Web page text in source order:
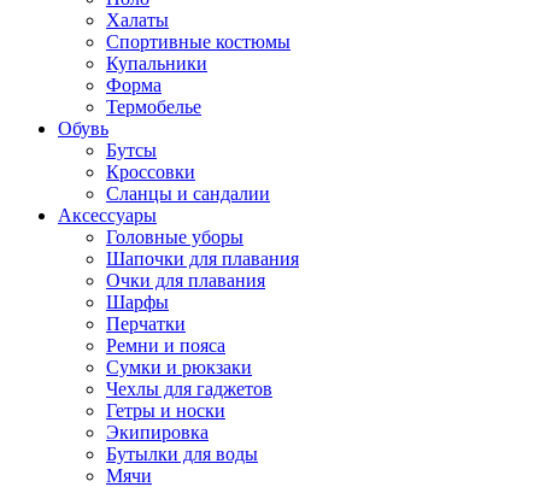
Халаты
Спортивные костюмы
Купальники
Форма
Термобелье
Обувь
Бутсы
Кроссовки
Сланцы и сандалии
Аксессуары
Головные уборы
Шапочки для плавания
Очки для плавания
Шарфы
Перчатки
Ремни и пояса
Сумки и рюкзаки
Чехлы для гаджетов
Гетры и носки
Экипировка
Бутылки для воды
Мячи